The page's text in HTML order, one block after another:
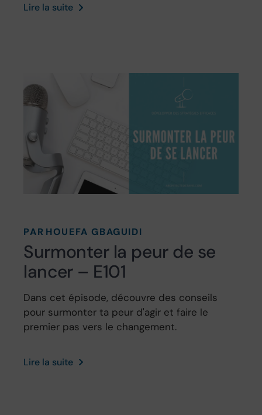
Lire la suite
PAR HOUEFA GBAGUIDI
Surmonter la peur de se
lancer – E101
Dans cet épisode, découvre des conseils
pour surmonter ta peur d'agir et faire le
premier pas vers le changement.
Lire la suite